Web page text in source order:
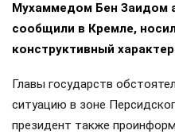
Мухаммедом Бен Заидом
сообщили в Кремле,
конструктивный
Главы государств
ситуацию в зоне
президент также